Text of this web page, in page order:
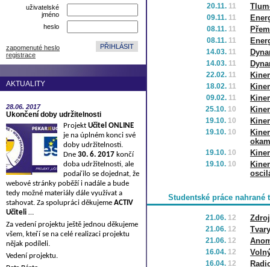
uživatelské
jméno
heslo
zapomenuté heslo
registrace
AKTUALITY
28.06. 2017
Ukončení doby udržitelnosti
Projekt Učitel ONLINE
je na úplném konci své
doby udržitelnosti.
Dne 30. 6. 2017 končí
doba udržitelnosti, ale
podařilo se dojednat, že
webové stránky poběží i nadále a bude
tedy možné materiály dále využívat a
stahovat. Za spolupráci děkujeme ACTIV
Učiteli …
Za vedení projektu ještě jednou děkujeme
všem, kteří se na celé realizaci projektu
nějak podíleli.
Vedení projektu.
20.11. 11
09.11. 11
08.11. 11
08.11. 11
14.03. 11
14.03. 11
22.02. 11
18.02. 11
09.02. 11
25.10. 10
19.10. 10
19.10. 10
19.10. 10
19.10. 10
Studentské práce nahrané
21.06. 12
21.06. 12
21.06. 12
16.04. 12
16.04. 12